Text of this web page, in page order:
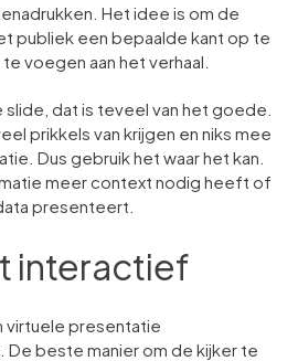
Het idee is om de
publiek een bepaalde kant op te
voegen aan het verhaal.
dat is teveel van het goede.
prikkels van krijgen en niks mee
Dus gebruik het waar het kan.
meer context nodig heeft of
presenteert.
interactief
virtuele presentatie
beste manier om de kijker te